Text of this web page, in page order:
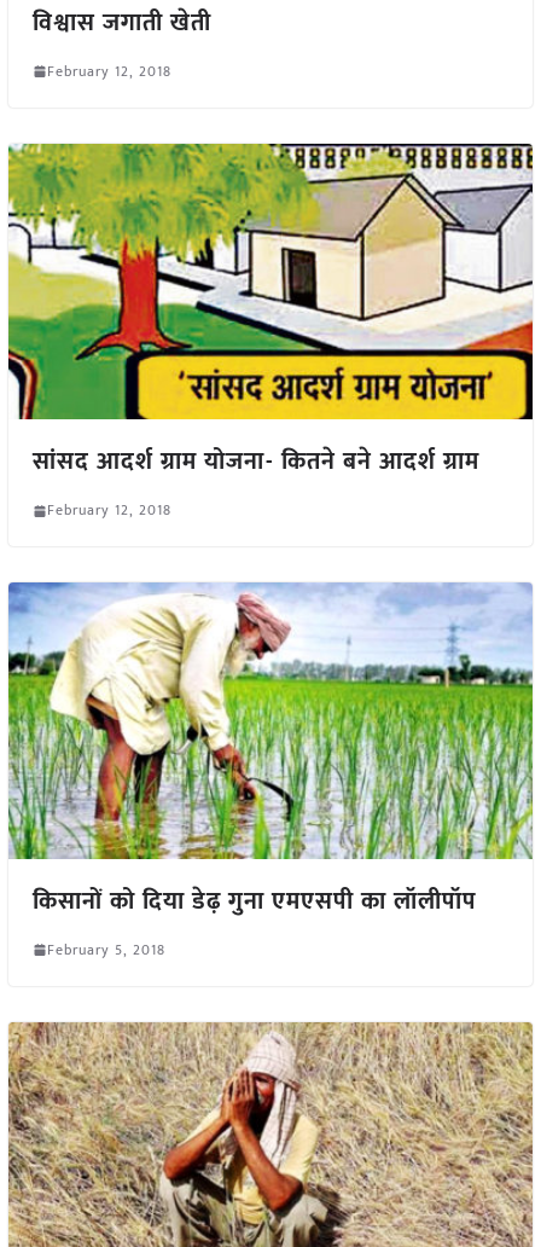
विश्वास जगाती खेती
February 12, 2018
सांसद आदर्श ग्राम योजना- कितने बने आदर्श ग्राम
February 12, 2018
किसानों को दिया डेढ़ गुना एमएसपी का लॉलीपॉप
February 5, 2018